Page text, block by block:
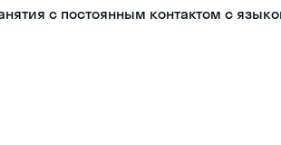
с постоянным контактом с